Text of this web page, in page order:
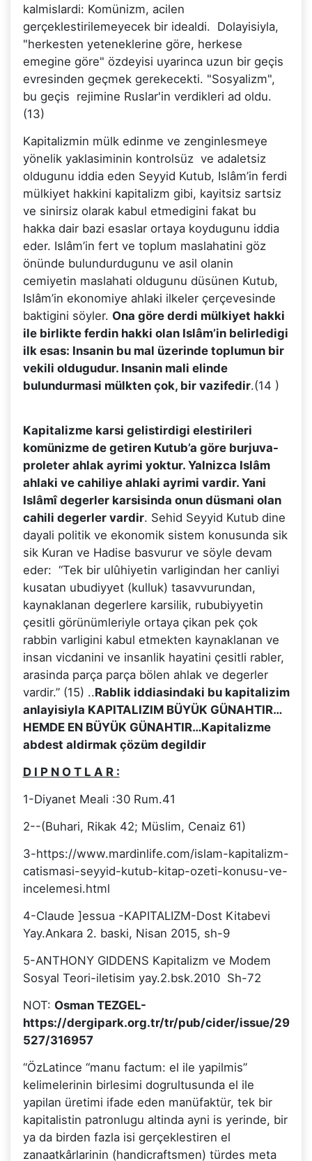
kalmislardi: Komünizm, acilen
gerçeklestirilemeyecek bir idealdi. Dolayisiyla,
"herkesten yeteneklerine göre, herkese
emegine göre" özdeyisi uyarinca uzun bir geçis
evresinden geçmek gerekecekti. "Sosyalizm",
bu geçis rejimine Ruslar'in verdikleri ad oldu.
(13)
Kapitalizmin mülk edinme ve zenginlesmeye
yönelik yaklasiminin kontrolsüz ve adaletsiz
oldugunu iddia eden Seyyid Kutub, Islâm’in ferdi
mülkiyet hakkini kapitalizm gibi, kayitsiz sartsiz
ve sinirsiz olarak kabul etmedigini fakat bu
hakka dair bazi esaslar ortaya koydugunu iddia
eder. Islâm’in fert ve toplum maslahatini göz
önünde bulundurdugunu ve asil olanin
cemiyetin maslahati oldugunu düsünen Kutub,
Islâm’in ekonomiye ahlaki ilkeler çerçevesinde
baktigini söyler. Ona göre derdi mülkiyet hakki
ile birlikte ferdin hakki olan Islâm’in belirledigi
ilk esas: Insanin bu mal üzerinde toplumun bir
vekili oldugudur. Insanin mali elinde
bulundurmasi mülkten çok, bir vazifedir.(14 )
Kapitalizme karsi gelistirdigi elestirileri
komünizme de getiren Kutub’a göre burjuva-
proleter ahlak ayrimi yoktur. Yalnizca Islâm
ahlaki ve cahiliye ahlaki ayrimi vardir. Yani
Islâmî degerler karsisinda onun düsmani olan
cahili degerler vardir. Sehid Seyyid Kutub dine
dayali politik ve ekonomik sistem konusunda sik
sik Kuran ve Hadise basvurur ve söyle devam
eder: “Tek bir ulûhiyetin varligindan her canliyi
kusatan ubudiyyet (kulluk) tasavvurundan,
kaynaklanan degerlere karsilik, rububiyyetin
çesitli görünümleriyle ortaya çikan pek çok
rabbin varligini kabul etmekten kaynaklanan ve
insan vicdanini ve insanlik hayatini çesitli rabler,
arasinda parça parça bölen ahlak ve degerler
vardir.” (15) ..Rablik iddiasindaki bu kapitalizim
anlayisiyla KAPITALIZIM BÜYÜK GÜNAHTIR…
HEMDE EN BÜYÜK GÜNAHTIR…Kapitalizme
abdest aldirmak çözüm degildir
D I P N O T L A R :
1-Diyanet Meali :30 Rum.41
2--(Buhari, Rikak 42; Müslim, Cenaiz 61)
3-https://www.mardinlife.com/islam-kapitalizm-
catismasi-seyyid-kutub-kitap-ozeti-konusu-ve-
incelemesi.html
4-Claude ]essua -KAPITALIZM-Dost Kitabevi
Yay.Ankara 2. baski, Nisan 2015, sh-9
5-ANTHONY GIDDENS Kapitalizm ve Modem
Sosyal Teori-iletisim yay.2.bsk.2010 Sh-72
NOT: Osman TEZGEL-
https://dergipark.org.tr/tr/pub/cider/issue/29
527/316957
“ÖzLatince “manu factum: el ile yapilmis”
kelimelerinin birlesimi dogrultusunda el ile
yapilan üretimi ifade eden manüfaktür, tek bir
kapitalistin patronlugu altinda ayni is yerinde, bir
ya da birden fazla isi gerçeklestiren el
zanaatkârlarinin (handicraftsmen) türdes meta